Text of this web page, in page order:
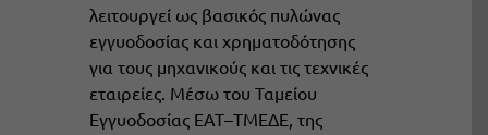
λειτουργεί ως βασικός πυλώνας
εγγυοδοσίας και χρηματοδότησης
για τους μηχανικούς και τις τεχνικές
εταιρείες. Μέσω του Ταμείου
Εγγυοδοσίας ΕΑΤ–ΤΜΕΔΕ, της